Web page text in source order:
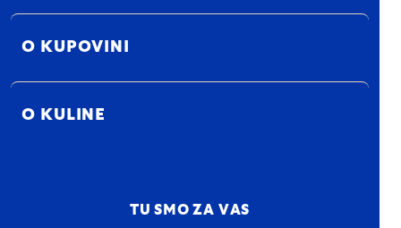
O KUPOVINI
O KULINE
TU SMO ZA VAS